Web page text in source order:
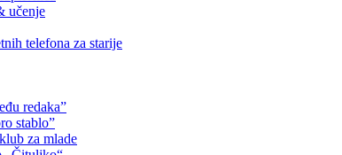
učenje
telefona za starije
redaka”
stablo”
za mlade